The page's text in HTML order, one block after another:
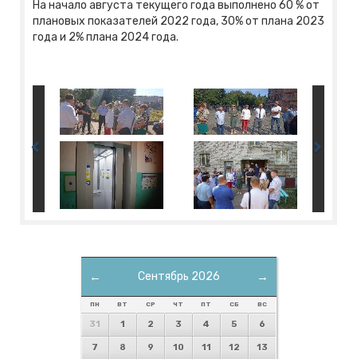
На начало августа текущего года выполнено 60 % от
плановых показателей 2022 года, 30% от плана 2023
года и 2% плана 2024 года.
← →
Сентябрь 2026
ПН ВТ СР ЧТ ПТ СБ ВС
31 1 2 3 4 5 6
7 8 9 10 11 12 13